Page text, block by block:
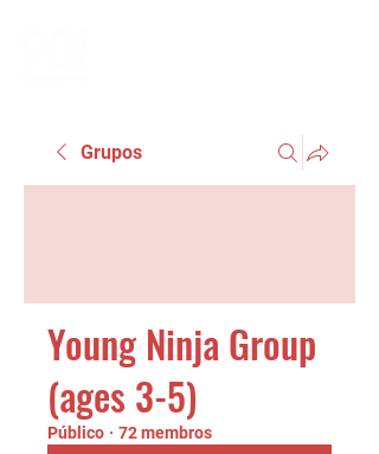
Grupos
Young Ninja Group
(ages 3-5)
Público · 72 membros